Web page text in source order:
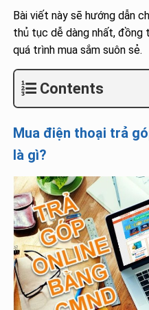
Bài viết này sẽ hướng dẫn
thủ tục dễ dàng nhất, đồng
quá trình mua sắm suôn sẻ.
Contents
Mua điện thoại trả
là gì?